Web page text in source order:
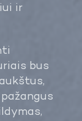
ir
bus